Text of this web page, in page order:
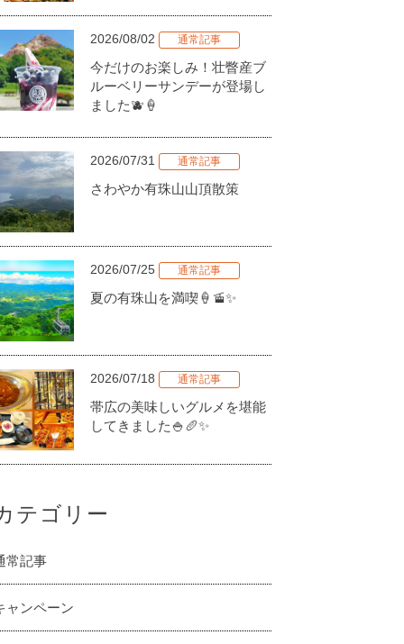
2026/08/02 通常記事
今だけのお楽しみ！壮瞥産ブ
ルーベリーサンデーが登場し
ました🫐🍦
2026/07/31 通常記事
さわやか有珠山山頂散策
2026/07/25 通常記事
夏の有珠山を満喫🍦🚡✨
2026/07/18 通常記事
帯広の美味しいグルメを堪能
してきました🍚🥖✨
テゴリー
常記事
ャンペーン